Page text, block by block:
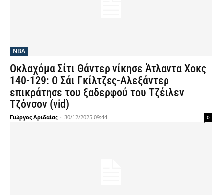
NBA
Οκλαχόμα Σίτι Θάντερ νίκησε Άτλαντα Χοκς
140-129: Ο Σάι Γκίλτζες-Αλεξάντερ
επικράτησε του ξαδερφού του Τζέιλεν
Τζόνσον (vid)
Γιώργος Αριδαίας - 30/12/2025 09:44 0